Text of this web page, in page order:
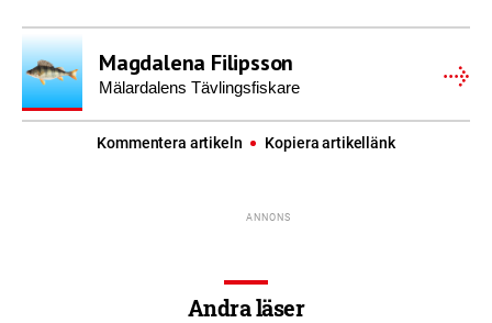
Magdalena Filipsson
Mälardalens Tävlingsfiskare
Kommentera artikeln Kopiera artikellänk
Andra läser